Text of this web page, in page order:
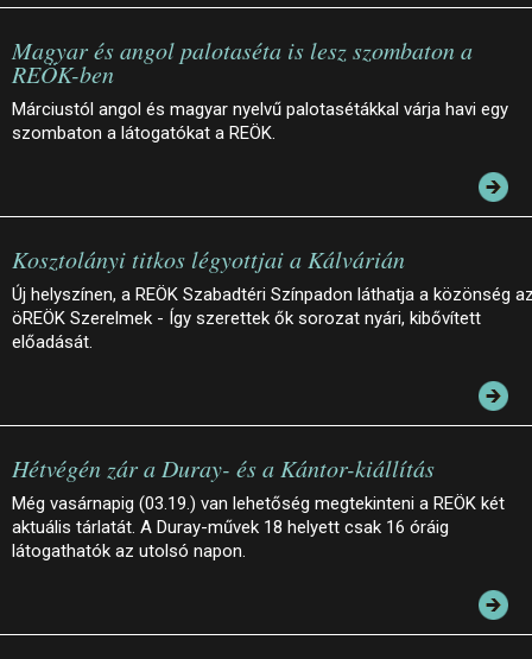
Magyar és angol palotaséta is lesz szombaton a
REÖK-ben
Márciustól angol és magyar nyelvű palotasétákkal várja havi egy
szombaton a látogatókat a REÖK.
Kosztolányi titkos légyottjai a Kálvárián
Új helyszínen, a REÖK Szabadtéri Színpadon láthatja a közönség
öREÖK Szerelmek - Így szerettek ők sorozat nyári, kibővített
előadását.
Hétvégén zár a Duray- és a Kántor-kiállítás
Még vasárnapig (03.19.) van lehetőség megtekinteni a REÖK két
aktuális tárlatát. A Duray-művek 18 helyett csak 16 óráig
látogathatók az utolsó napon.